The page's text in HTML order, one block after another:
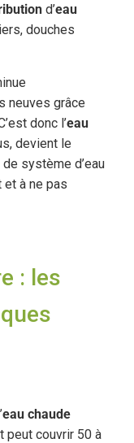
d’eau
douches
neuves grâce
donc l’eau
devient le
de système d’eau
à ne pas
: les
eau chaude
peut couvrir 50 à